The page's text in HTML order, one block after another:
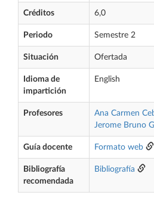
Créditos 6,0
Periodo Semestre 2
Situación Ofertada
Idioma de
impartición
English
Profesores Ana Carmen
Jerome Bruno
Guía docente Formato web
Bibliografía
recomendada
Bibliografía